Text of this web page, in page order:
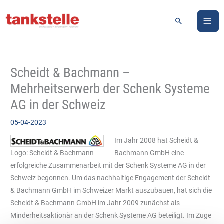
Inhalt
Suchen
Scheidt & Bachmann –
Mehrheitserwerb der Schenk Systeme
AG in der Schweiz
05-04-2023
Logo: Scheidt & Bachmann
Im Jahr 2008 hat Scheidt &
Bachmann GmbH eine
erfolgreiche Zusammenarbeit mit der Schenk Systeme AG in der
Schweiz begonnen. Um das nachhaltige Engagement der Scheidt
& Bachmann GmbH im Schweizer Markt auszubauen, hat sich die
Scheidt & Bachmann GmbH im Jahr 2009 zunächst als
Minderheitsaktionär an der Schenk Systeme AG beteiligt. Im Zuge